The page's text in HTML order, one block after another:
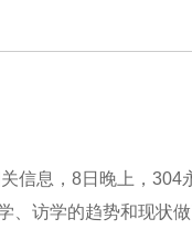
信息，8日晚上，
访学的趋势和现